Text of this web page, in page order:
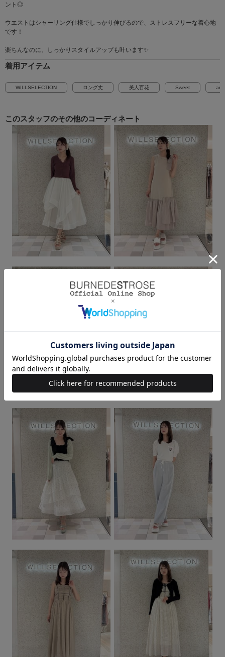
ント◎
ウエストはシャーリング仕様でしっかり伸びるので、ストレスフリーな着心地
です！
楽ちんなのに、しっかりスタイルアップも叶います✨
着用アイテム
WILLSELECTION ロング丈 美人百花 Sweet
このスタッフのその他のコーディネート